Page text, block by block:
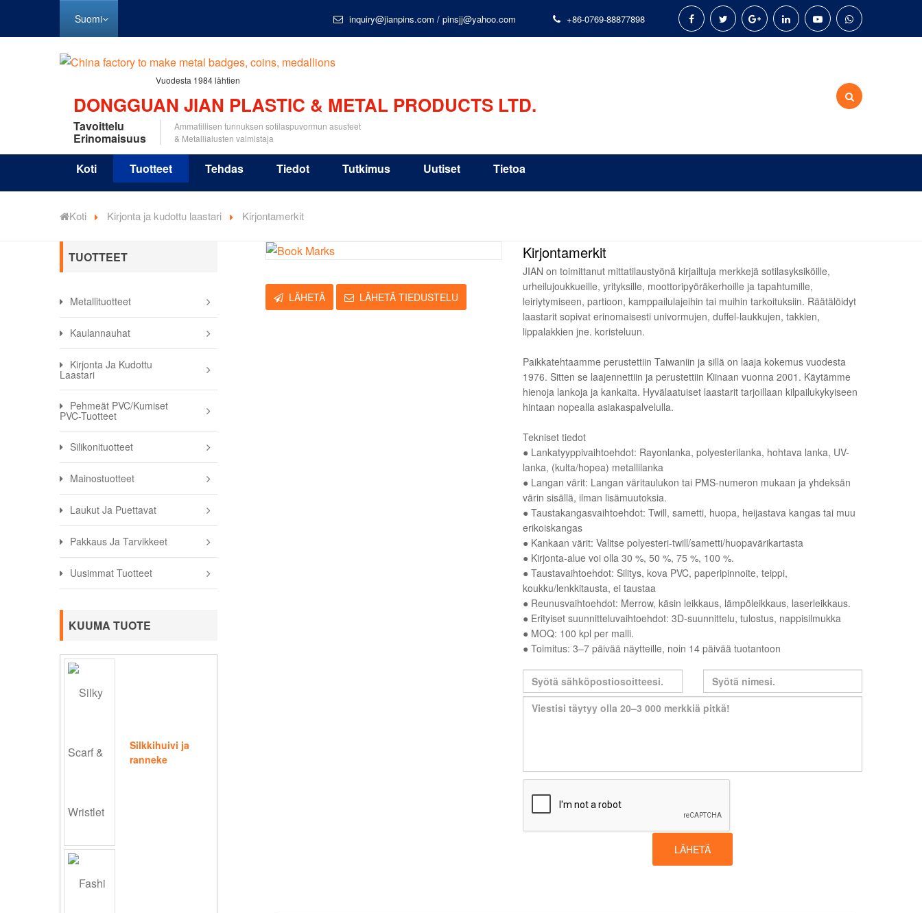
Suomi inquiry@jianpins.com / pinsjj@yahoo.com +86-0769-88877898
Vuodesta 1984 lähtien
DONGGUAN JIAN PLASTIC & METAL PRODUCTS LTD.
Tavoittelu
Erinomaisuus
Ammatillisen tunnuksen sotilaspuvormun asusteet
& Metallialusten valmistaja
Koti Tuotteet Tehdas Tiedot Tutkimus Uutiset Tietoa
Koti Kirjonta ja kudottu laastari Kirjontamerkit
TUOTTEET
Metallituotteet
Kaulannauhat
Kirjonta Ja Kudottu
Laastari
Pehmeät PVC/kumiset
PVC-Tuotteet
Silikonituotteet
Mainostuotteet
Laukut Ja Puettavat
Pakkaus Ja Tarvikkeet
Uusimmat Tuotteet
KUUMA TUOTE
Silkkihuivi ja
ranneke
LÄHETÄ LÄHETÄ TIEDUSTELU
Kirjontamerkit
JIAN on toimittanut mittatilaustyönä kirjailtuja merkkejä sotilasyksiköille,
urheilujoukkueille, yrityksille, moottoripyöräkerhoille ja tapahtumille,
leiriytymiseen, partioon, kamppailulajeihin tai muihin tarkoituksiin. Räätälöidyt
laastarit sopivat erinomaisesti univormujen, duffel-laukkujen, takkien,
lippalakkien jne. koristeluun.
Paikkatehtaamme perustettiin Taiwaniin ja sillä on laaja kokemus vuodesta
1976. Sitten se laajennettiin ja perustettiin Kiinaan vuonna 2001. Käytämme
hienoja lankoja ja kankaita. Hyvälaatuiset laastarit tarjoillaan kilpailukykyiseen
hintaan nopealla asiakaspalvelulla.
Tekniset tiedot
● Lankatyyppivaihtoehdot: Rayonlanka, polyesterilanka, hohtava lanka, UV-
lanka, (kulta/hopea) metallilanka
● Langan värit: Langan väritaulukon tai PMS-numeron mukaan ja yhdeksän
värin sisällä, ilman lisämuutoksia.
● Taustakangasvaihtoehdot: Twill, sametti, huopa, heijastava kangas tai muu
erikoiskangas
● Kankaan värit: Valitse polyesteri-twill/sametti/huopavärikartasta
● Kirjonta-alue voi olla 30 %, 50 %, 75 %, 100 %.
● Taustavaihtoehdot: Silitys, kova PVC, paperipinnoite, teippi,
koukku/lenkkitausta, ei taustaa
● Reunusvaihtoehdot: Merrow, käsin leikkaus, lämpöleikkaus, laserleikkaus.
● Erityiset suunnitteluvaihtoehdot: 3D-suunnittelu, tulostus, nappisilmukka
● MOQ: 100 kpl per malli.
● Toimitus: 3–7 päivää näytteille, noin 14 päivää tuotantoon
LÄHETÄ